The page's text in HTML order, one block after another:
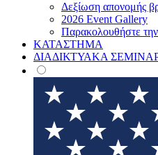
Δεξίωση απονομής
2026 Event Gallery
Παρακολουθήστε
ΚΑΤΑΣΤΗΜΑ
ΔΙΑΔΙΚΤΥΑΚΑ